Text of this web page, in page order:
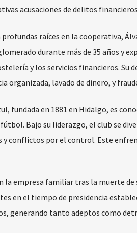
acusaciones de delitos
raíces en la cooperativa,
durante más de 35 años y
y los servicios financieros. Su
organizada, lavado de dinero, y
fundada en 1881 en Hidalgo, es
Bajo su liderazgo, el club se
y conflictos por el control. Este
la empresa familiar tras la muerte
en el tiempo de presidencia
generando tanto adeptos como